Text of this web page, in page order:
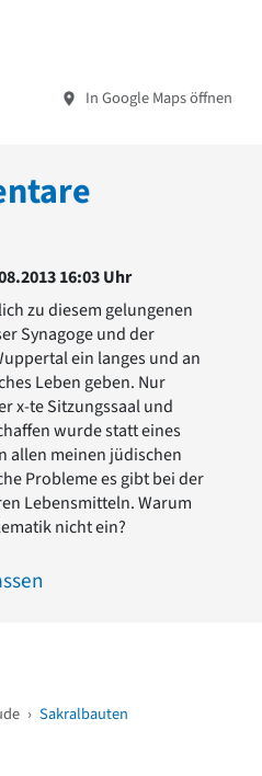
In Google Maps öffnen
16:03 Uhr
zu diesem gelungenen
Synagoge und der
ein langes und an
Leben geben. Nur
x-te Sitzungssaal und
wurde statt eines
allen meinen jüdischen
Probleme es gibt bei der
Lebensmitteln. Warum
nicht ein?
› Sakralbauten